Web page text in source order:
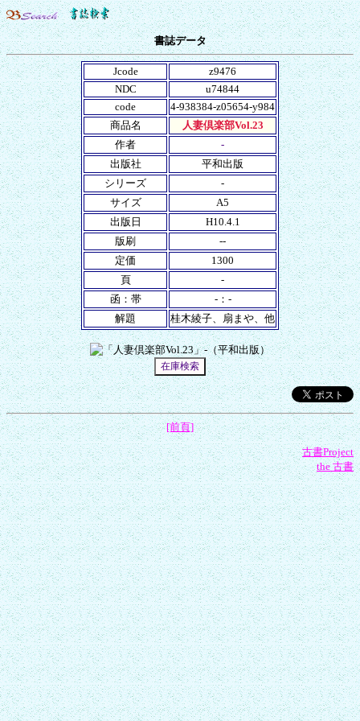
書誌データ
Jcode
z9476
NDC
u74844
code
4-938384-z05654-y984
商品名
人妻倶楽部Vol.23
作者
-
出版社
平和出版
シリーズ
-
サイズ
A5
出版日
H10.4.1
版刷
--
定価
1300
頁
-
函：帯
-：-
解題
桂木綾子、扇まや、他
[前頁]
古書Project
the 古書